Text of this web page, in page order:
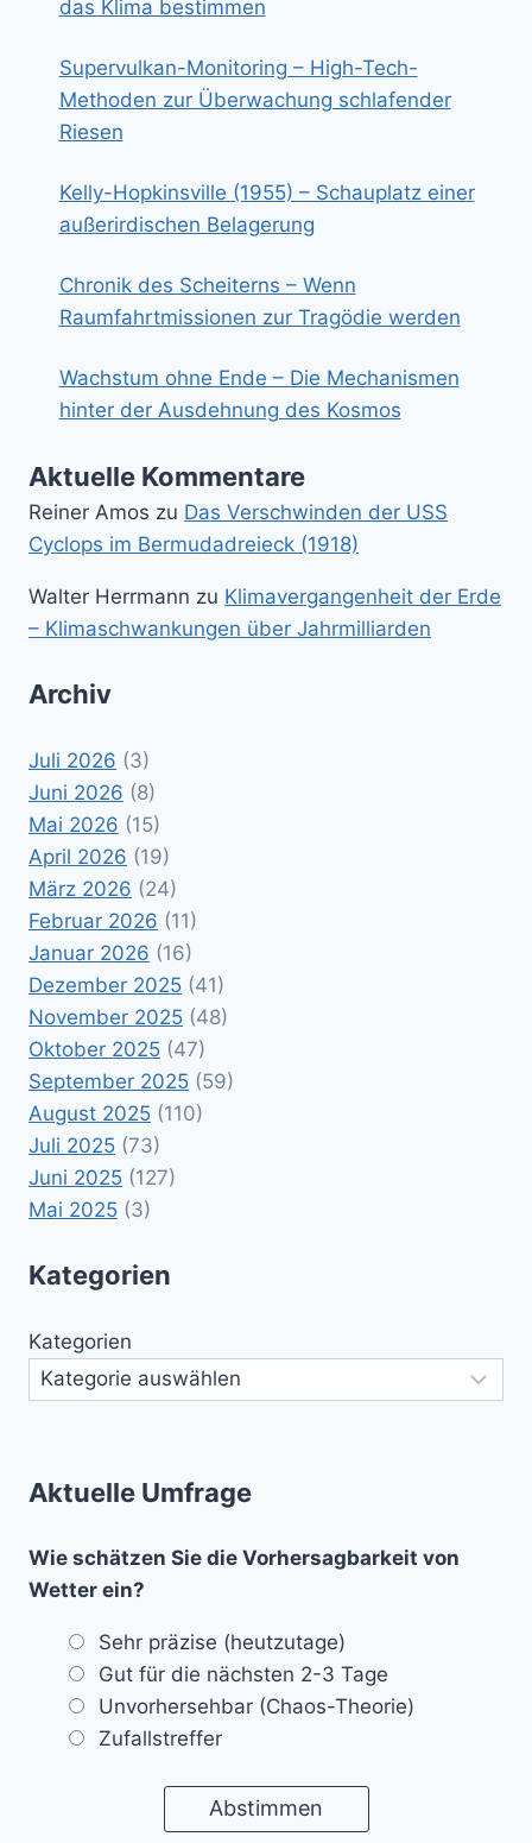
das Klima bestimmen
Supervulkan-Monitoring – High-Tech-
Methoden zur Überwachung schlafender
Riesen
Kelly-Hopkinsville (1955) – Schauplatz einer
außerirdischen Belagerung
Chronik des Scheiterns – Wenn
Raumfahrtmissionen zur Tragödie werden
Wachstum ohne Ende – Die Mechanismen
hinter der Ausdehnung des Kosmos
Aktuelle Kommentare
Reiner Amos zu Das Verschwinden der USS
Cyclops im Bermudadreieck (1918)
Walter Herrmann zu Klimavergangenheit der Erde
– Klimaschwankungen über Jahrmilliarden
Archiv
Juli 2026 (3)
Juni 2026 (8)
Mai 2026 (15)
April 2026 (19)
März 2026 (24)
Februar 2026 (11)
Januar 2026 (16)
Dezember 2025 (41)
November 2025 (48)
Oktober 2025 (47)
September 2025 (59)
August 2025 (110)
Juli 2025 (73)
Juni 2025 (127)
Mai 2025 (3)
Kategorien
Kategorien
Aktuelle Umfrage
Wie schätzen Sie die Vorhersagbarkeit von
Wetter ein?
Sehr präzise (heutzutage)
Gut für die nächsten 2-3 Tage
Unvorhersehbar (Chaos-Theorie)
Zufallstreffer